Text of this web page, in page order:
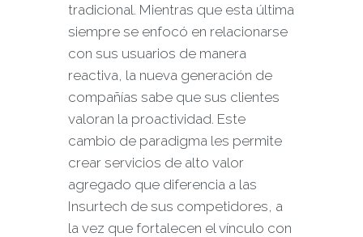
tradicional. Mientras que esta última
siempre se enfocó en relacionarse
con sus usuarios de manera
reactiva, la nueva generación de
compañías sabe que sus clientes
valoran la proactividad. Este
cambio de paradigma les permite
crear servicios de alto valor
agregado que diferencia a las
Insurtech de sus competidores, a
la vez que fortalecen el vínculo con